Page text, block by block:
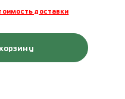
доставки